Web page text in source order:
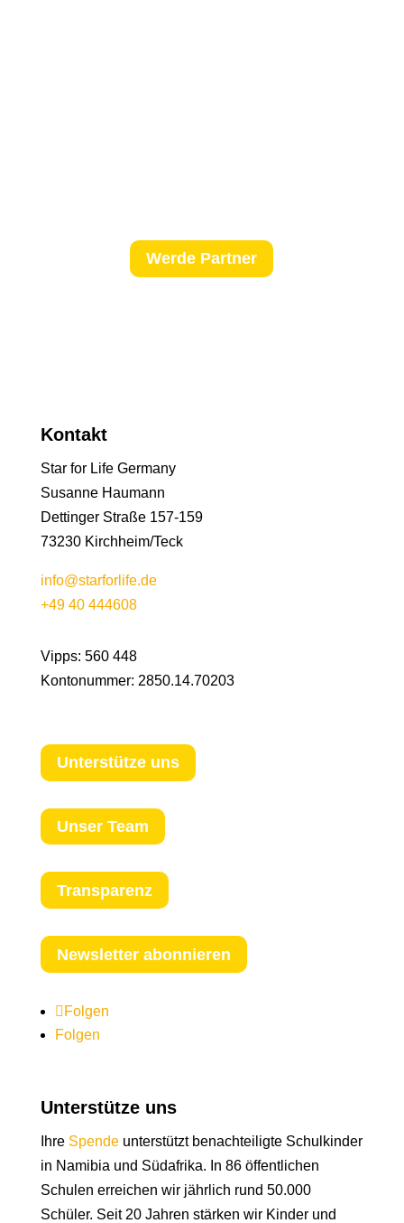
Werde Partner
Kontakt
Star for Life Germany
Susanne Haumann
Dettinger Straße 157-159
73230 Kirchheim/Teck
info@starforlife.de
+49 40 444608
Vipps: 560 448
Kontonummer: 2850.14.70203
Unterstütze uns
Unser Team
Transparenz
Newsletter abonnieren
Folgen
Folgen
Unterstütze uns
Ihre Spendeunterstützt benachteiligte Schulkinder
in Namibia und Südafrika. In 86 öffentlichen
Schulen erreichen wir jährlich rund 50.000
Schüler. Seit 20 Jahren stärken wir Kinder und